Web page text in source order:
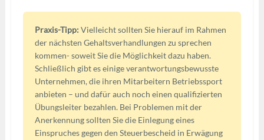
Praxis-Tipp: Vielleicht sollten Sie hierauf im Rahmen
der nächsten Gehaltsverhandlungen zu sprechen
kommen- soweit Sie die Möglichkeit dazu haben.
Schließlich gibt es einige verantwortungsbewusste
Unternehmen, die ihren Mitarbeitern Betriebssport
anbieten – und dafür auch noch einen qualifizierten
Übungsleiter bezahlen. Bei Problemen mit der
Anerkennung sollten Sie die Einlegung eines
Einspruches gegen den Steuerbescheid in Erwägung